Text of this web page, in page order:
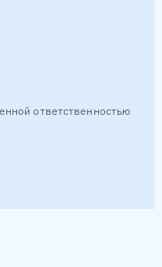
ответственностью